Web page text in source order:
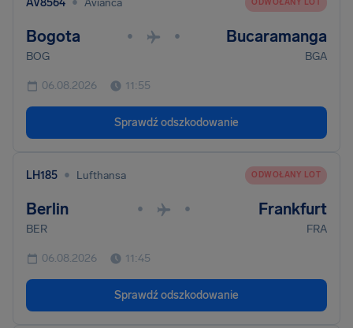
ODWOŁANY LOT
Bogota • • Bucaramanga
BOG BGA
06.08.2026 11:55
Sprawdź odszkodowanie
LH185 • Lufthansa ODWOŁANY LOT
Berlin • • Frankfurt
BER FRA
06.08.2026 11:45
Sprawdź odszkodowanie